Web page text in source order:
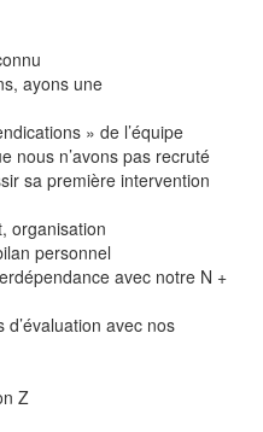
ayons une
» de l’équipe
nous n’avons pas recruté
sa première intervention
organisation
personnel
avec notre N +
avec nos
Z